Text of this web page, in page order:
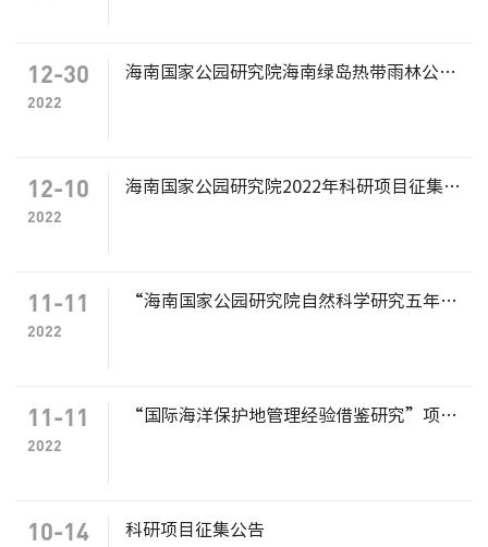
12-30
2022
海南国家公园研究院海南绿岛热带雨林公益基金会依托单位注册申报公告
12-10
2022
海南国家公园研究院2022年科研项目征集公告
11-11
2022
“海南国家公园研究院自然科学研究五年发展规划”项目征集公告
11-11
2022
“国际海洋保护地管理经验借鉴研究”项目征集公告
10-14 科研项目征集公告